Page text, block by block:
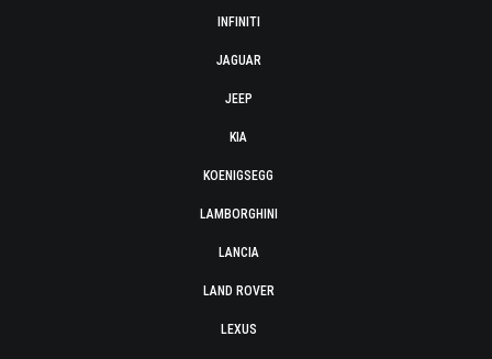
INFINITI
JAGUAR
JEEP
KIA
KOENIGSEGG
LAMBORGHINI
LANCIA
LAND ROVER
LEXUS